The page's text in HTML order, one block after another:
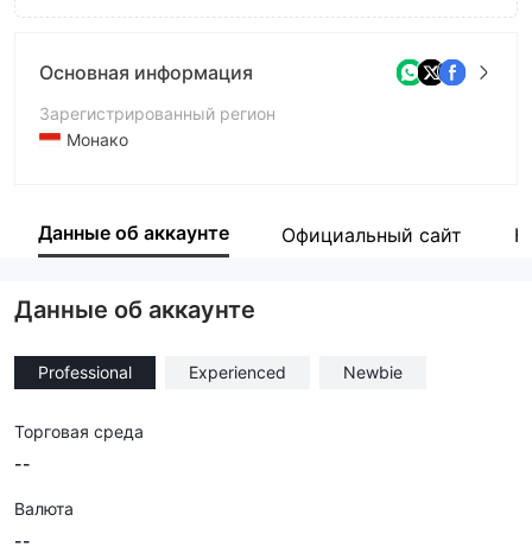
Основная информация
Зарегистрированный регион
Монако
Компания
Данные об аккаунте Официальный сайт
Данные об аккаунте
Professional Experienced Newbie
Торговая среда
--
Валюта
--